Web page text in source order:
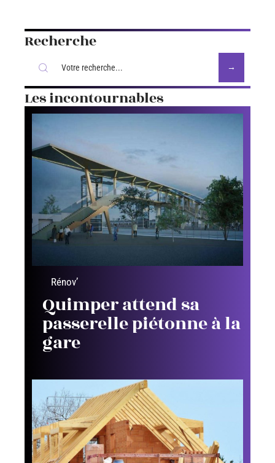
Recherche
Les incontournables
Rénov’
Quimper attend sa
passerelle piétonne à la
gare